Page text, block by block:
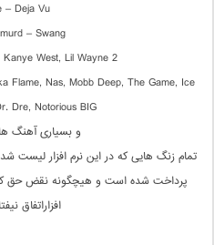
– Deja Vu
– Swang
2 Pac, Eminem, Jay Z, Kanye West, Lil Wayne,
Flame, Nas, Mobb Deep, The Game, Ice
Dre, Notorious BIG
و بسیاری آهنگ
تمام زنگ هایی که در این نرم افزار لیست
پرداخت شده است و هیچگونه نقض حق
افزاراتفاق